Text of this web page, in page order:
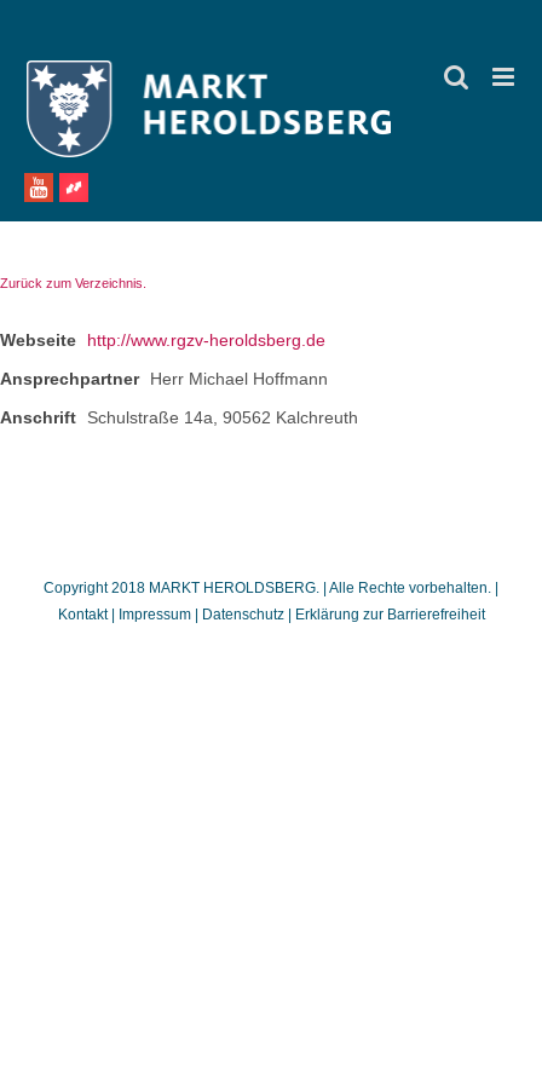
springen
Zurück zum Verzeichnis.
Webseite
http://www.rgzv-heroldsberg.de
Ansprechpartner
Herr Michael Hoffmann
Anschrift
Schulstraße 14a, 90562 Kalchreuth
Copyright 2018 MARKT HEROLDSBERG. | Alle Rechte vorbehalten. |
Kontakt
Impressum| Datenschutz| Erklärung zur Barrierefreiheit